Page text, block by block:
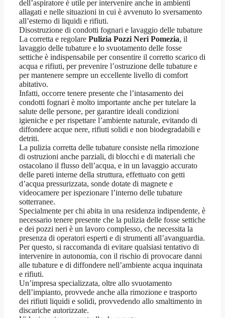
dell’aspiratore è utile per intervenire anche in ambienti
allagati e nelle situazioni in cui è avvenuto lo sversamento
all’esterno di liquidi e rifiuti.
Disostruzione di condotti fognari e lavaggio delle tubature
La corretta e regolare Pulizia Pozzi Neri Pomezia, il
lavaggio delle tubature e lo svuotamento delle fosse
settiche è indispensabile per consentire il corretto scarico di
acqua e rifiuti, per prevenire l’ostruzione delle tubature e
per mantenere sempre un eccellente livello di comfort
abitativo.
Infatti, occorre tenere presente che l’intasamento dei
condotti fognari è molto importante anche per tutelare la
salute delle persone, per garantire ideali condizioni
igieniche e per rispettare l’ambiente naturale, evitando di
diffondere acque nere, rifiuti solidi e non biodegradabili e
detriti.
La pulizia corretta delle tubature consiste nella rimozione
di ostruzioni anche parziali, di blocchi e di materiali che
ostacolano il flusso dell’acqua, e in un lavaggio accurato
delle pareti interne della struttura, effettuato con getti
d’acqua pressurizzata, sonde dotate di magnete e
videocamere per ispezionare l’interno delle tubature
sotterranee.
Specialmente per chi abita in una residenza indipendente, è
necessario tenere presente che la pulizia delle fosse settiche
e dei pozzi neri è un lavoro complesso, che necessita la
presenza di operatori esperti e di strumenti all’avanguardia.
Per questo, si raccomanda di evitare qualsiasi tentativo di
intervenire in autonomia, con il rischio di provocare danni
alle tubature e di diffondere nell’ambiente acqua inquinata
e rifiuti.
Un’impresa specializzata, oltre allo svuotamento
dell’impianto, provvede anche alla rimozione e trasporto
dei rifiuti liquidi e solidi, provvedendo allo smaltimento in
discariche autorizzate.